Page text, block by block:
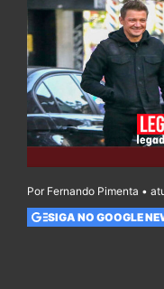
Por Fernando Pimenta •
SIGA NO GOOGLE